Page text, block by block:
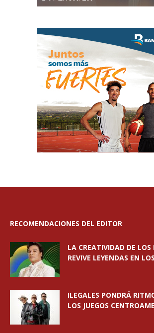
RECOMENDACIONES DEL EDITOR
LA CREATIVIDAD DE
REVIVE LEYENDAS EN
ILEGALES PONDRÁ
LOS JUEGOS